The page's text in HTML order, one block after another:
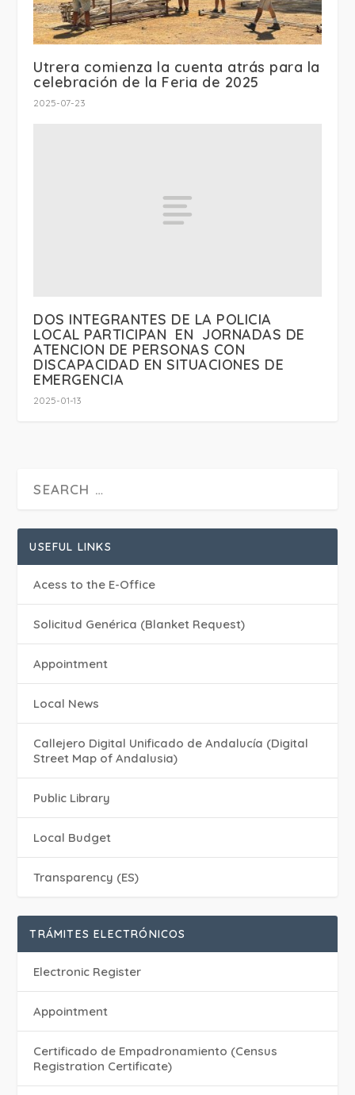
Utrera comienza la cuenta atrás para la
celebración de la Feria de 2025
2025-07-23
DOS INTEGRANTES DE LA POLICIA
LOCAL PARTICIPAN EN JORNADAS DE
ATENCION DE PERSONAS CON
DISCAPACIDAD EN SITUACIONES DE
EMERGENCIA
2025-01-13
USEFUL LINKS
Acess to the E-Office
Solicitud Genérica (Blanket Request)
Appointment
Local News
Callejero Digital Unificado de Andalucía (Digital
Street Map of Andalusia)
Public Library
Local Budget
Transparency (ES)
TRÁMITES ELECTRÓNICOS
Electronic Register
Appointment
Certificado de Empadronamiento (Census
Registration Certificate)